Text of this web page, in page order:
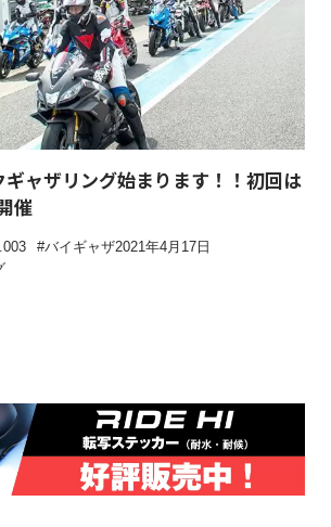
ャザリング始まります！！初回は
催
バイギャザ2021年4月17日